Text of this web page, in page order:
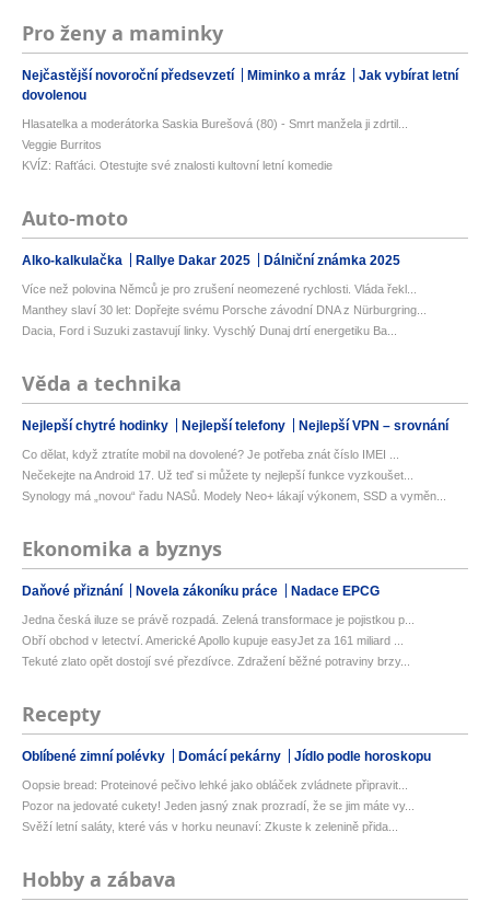
Pro ženy a maminky
Nejčastější novoroční předsevzetí Miminko a mráz
Jak vybírat letní
dovolenou
Hlasatelka a moderátorka Saskia Burešová (80) - Smrt manžela ji zdrtil...
Veggie Burritos
KVÍZ: Rafťáci. Otestujte své znalosti kultovní letní komedie
Auto-moto
Alko-kalkulačka Rallye Dakar 2025 Dálniční známka 2025
Více než polovina Němců je pro zrušení neomezené rychlosti. Vláda řekl...
Manthey slaví 30 let: Dopřejte svému Porsche závodní DNA z Nürburgring...
Dacia, Ford i Suzuki zastavují linky. Vyschlý Dunaj drtí energetiku Ba...
Věda a technika
Nejlepší chytré hodinky Nejlepší telefony Nejlepší VPN – srovnání
Co dělat, když ztratíte mobil na dovolené? Je potřeba znát číslo IMEI ...
Nečekejte na Android 17. Už teď si můžete ty nejlepší funkce vyzkoušet...
Synology má „novou“ řadu NASů. Modely Neo+ lákají výkonem, SSD a vyměn...
Ekonomika a byznys
Daňové přiznání Novela zákoníku práce Nadace EPCG
Jedna česká iluze se právě rozpadá. Zelená transformace je pojistkou p...
Obří obchod v letectví. Americké Apollo kupuje easyJet za 161 miliard ...
Tekuté zlato opět dostojí své přezdívce. Zdražení běžné potraviny brzy...
Recepty
Oblíbené zimní polévky Domácí pekárny Jídlo podle horoskopu
Oopsie bread: Proteinové pečivo lehké jako obláček zvládnete připravit...
Pozor na jedovaté cukety! Jeden jasný znak prozradí, že se jim máte vy...
Svěží letní saláty, které vás v horku neunaví: Zkuste k zelenině přida...
Hobby a zábava